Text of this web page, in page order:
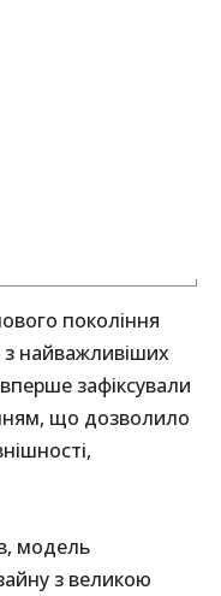
покоління
найважливіших
зафіксували
що дозволило
модель
з великою